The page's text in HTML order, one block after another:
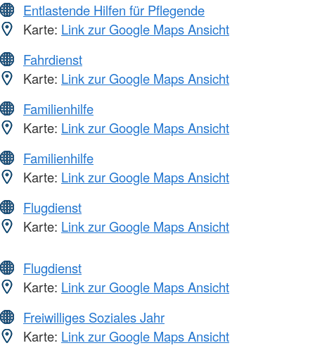
Entlastende Hilfen für Pflegende
Karte: Link zur Google Maps Ansicht
Fahrdienst
Karte: Link zur Google Maps Ansicht
Familienhilfe
Karte: Link zur Google Maps Ansicht
Familienhilfe
Karte: Link zur Google Maps Ansicht
Flugdienst
Karte: Link zur Google Maps Ansicht
Flugdienst
Karte: Link zur Google Maps Ansicht
Freiwilliges Soziales Jahr
Karte: Link zur Google Maps Ansicht